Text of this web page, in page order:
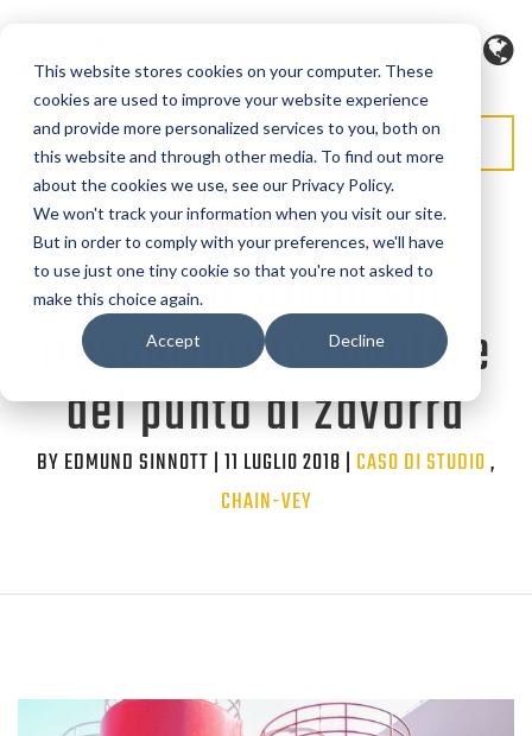
This website stores cookies on your computer. These
cookies are used to improve your website experience
and provide more personalized services to you, both on
this website and through other media. To find out more
about the cookies we use, see our Privacy Policy.
We won't track your information when you visit our site.
But in order to comply with your preferences, we'll have
to use just one tiny cookie so that you're not asked to
make this choice again.
Accept Decline
RICHIEDI PREVENTIVO RICHIEDI ASSISTENZA
Caso di studio sul
trasportatore tubolare
del punto di zavorra
Categorie
BY EDMUND SINNOTT | 11 LUGLIO 2018 | CASO DI STUDIO,
CHAIN-VEY